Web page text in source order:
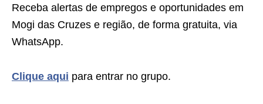
Receba alertas de empregos e oportunidades em
Mogi das Cruzes e região, de forma gratuita, via
WhatsApp.
Clique aqui para entrar no grupo.